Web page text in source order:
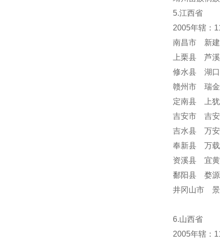
5.江西省
2005年辖：
南昌市 新
上栗县 芦
修水县 湖
赣州市 瑞
定南县 上
吉安市 吉
吉水县 万
奉新县 万
资溪县 宜
鄱阳县 婺
井冈山市
6.山西省
2005年辖：